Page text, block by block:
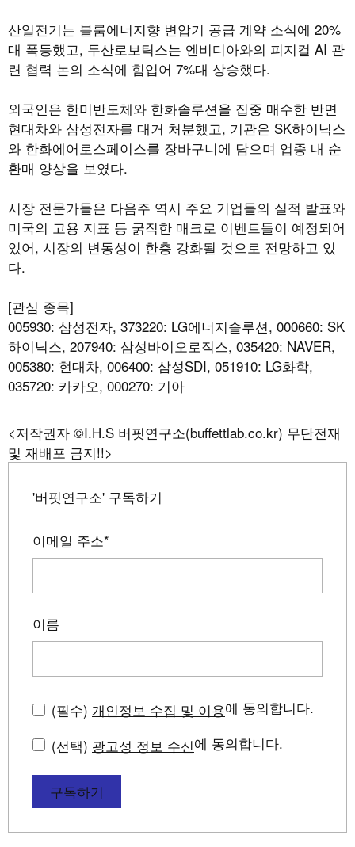
산일전기는 블룸에너지향 변압기 공급 계약 소식에 20%
대 폭등했고, 두산로보틱스는 엔비디아와의 피지컬 AI 관
련 협력 논의 소식에 힘입어 7%대 상승했다.
외국인은 한미반도체와 한화솔루션을 집중 매수한 반면
현대차와 삼성전자를 대거 처분했고, 기관은 SK하이닉스
와 한화에어로스페이스를 장바구니에 담으며 업종 내 순
환매 양상을 보였다.
시장 전문가들은 다음주 역시 주요 기업들의 실적 발표와
미국의 고용 지표 등 굵직한 매크로 이벤트들이 예정되어
있어, 시장의 변동성이 한층 강화될 것으로 전망하고 있
다.
[관심 종목]
005930: 삼성전자, 373220: LG에너지솔루션, 000660: SK
하이닉스, 207940: 삼성바이오로직스, 035420: NAVER,
005380: 현대차, 006400: 삼성SDI, 051910: LG화학,
035720: 카카오, 000270: 기아
<저작권자 ©I.H.S 버핏연구소(buffettlab.co.kr) 무단전재
및 재배포 금지!!>
'버핏연구소' 구독하기
이메일 주소*
이름
(필수) 개인정보 수집 및 이용에 동의합니다.
(선택) 광고성 정보 수신에 동의합니다.
구독하기